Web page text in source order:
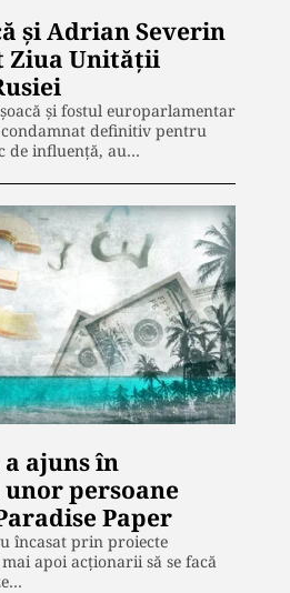
și Adrian Severin
Ziua Unității
și fostul europarlamentar
condamnat definitiv pentru
de influență, au…
ajuns în
persoane
Paper
încasat prin proiecte
apoi acționarii să se facă